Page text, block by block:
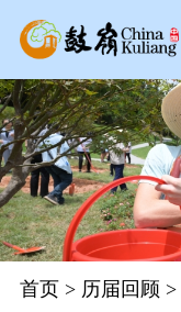
首页> 历届回顾 >